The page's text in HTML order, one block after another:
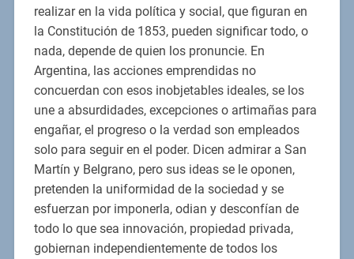
realizar en la vida política y social, que figuran en
la Constitución de 1853, pueden significar todo, o
nada, depende de quien los pronuncie. En
Argentina, las acciones emprendidas no
concuerdan con esos inobjetables ideales, se los
une a absurdidades, excepciones o artimañas para
engañar, el progreso o la verdad son empleados
solo para seguir en el poder. Dicen admirar a San
Martín y Belgrano, pero sus ideas se le oponen,
pretenden la uniformidad de la sociedad y se
esfuerzan por imponerla, odian y desconfían de
todo lo que sea innovación, propiedad privada,
gobiernan independientemente de todos los